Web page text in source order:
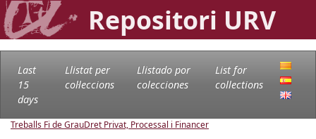
Repositori URV
Last
15
days
Llistat per
col·leccions
Llistado por
colecciones
List for
collections
Treballs Fi de GrauDret Privat, Processal i Financer